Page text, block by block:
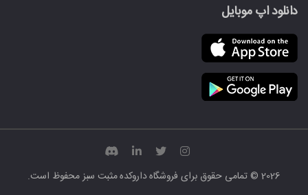
دانلود اپ موبایل
2026 © تمامی حقوق برای فروشگاه داروکده مثبت سبزمحفوظ است.